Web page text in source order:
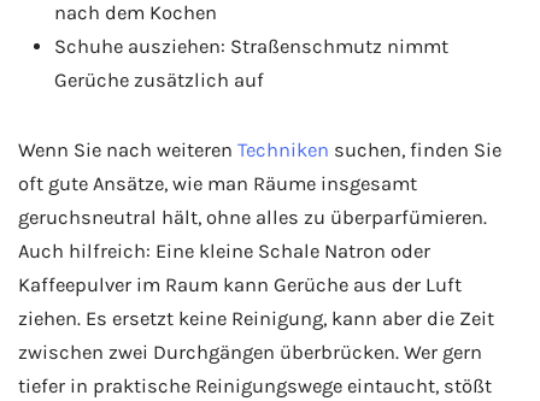
nach dem Kochen
Schuhe ausziehen: Straßenschmutz nimmt
Gerüche zusätzlich auf
Wenn Sie nach weiteren Techniken suchen, finden Sie
oft gute Ansätze, wie man Räume insgesamt
geruchsneutral hält, ohne alles zu überparfümieren.
Auch hilfreich: Eine kleine Schale Natron oder
Kaffeepulver im Raum kann Gerüche aus der Luft
ziehen. Es ersetzt keine Reinigung, kann aber die Zeit
zwischen zwei Durchgängen überbrücken. Wer gern
tiefer in praktische Reinigungswege eintaucht, stößt